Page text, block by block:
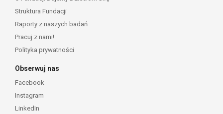
Struktura Fundacji
Raporty z naszych badań
Pracuj z nami!
Polityka prywatności
Obserwuj nas
Facebook
Instagram
LinkedIn